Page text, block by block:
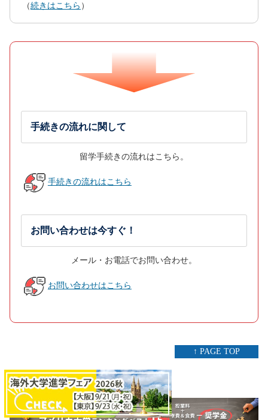
（続きはこちら ）
手続きの流れに関して
留学手続きの流れはこちら。
手続きの流れはこちら
お問い合わせは今すぐ！
メール・お電話でお問い合わせ。
お問い合わせはこちら
↑ PAGE TOP